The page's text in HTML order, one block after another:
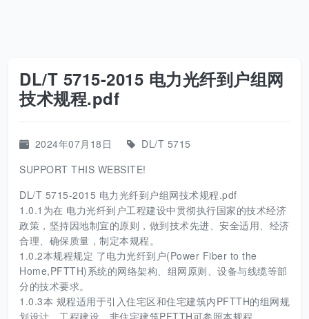
DL/T 5715-2015 电力光纤到户组网
技术规程.pdf
2024年07月18日
DL/T 5715
SUPPORT THIS WEBSITE!
DL/T 5715-2015 电力光纤到户组网技术规程.pdf
1.0.1为在 电力光纤到户工程建设中贯彻执行国家的技术经济
政策，坚持因地制宜的原则，做到技术先进、安全适用、经济
合理、确保质量，制定本规程。
1.0.2本规程规定 了电力光纤到户(Power Fiber to the
Home,PFTTH)系统的网络架构、组网原则、设备与线缆等部
分的技术要求。
1.0.3本 规程适用于引入住宅区和住宅建筑内PFTTH的组网规
划设计、工程建设。非住宅建筑PFTTH可参照本规程。